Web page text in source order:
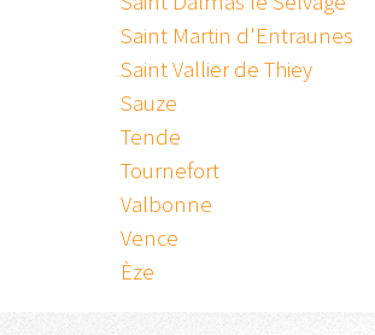
Saint Martin d'Entraunes
Saint Vallier de Thiey
Sauze
Tende
Tournefort
Valbonne
Vence
Èze